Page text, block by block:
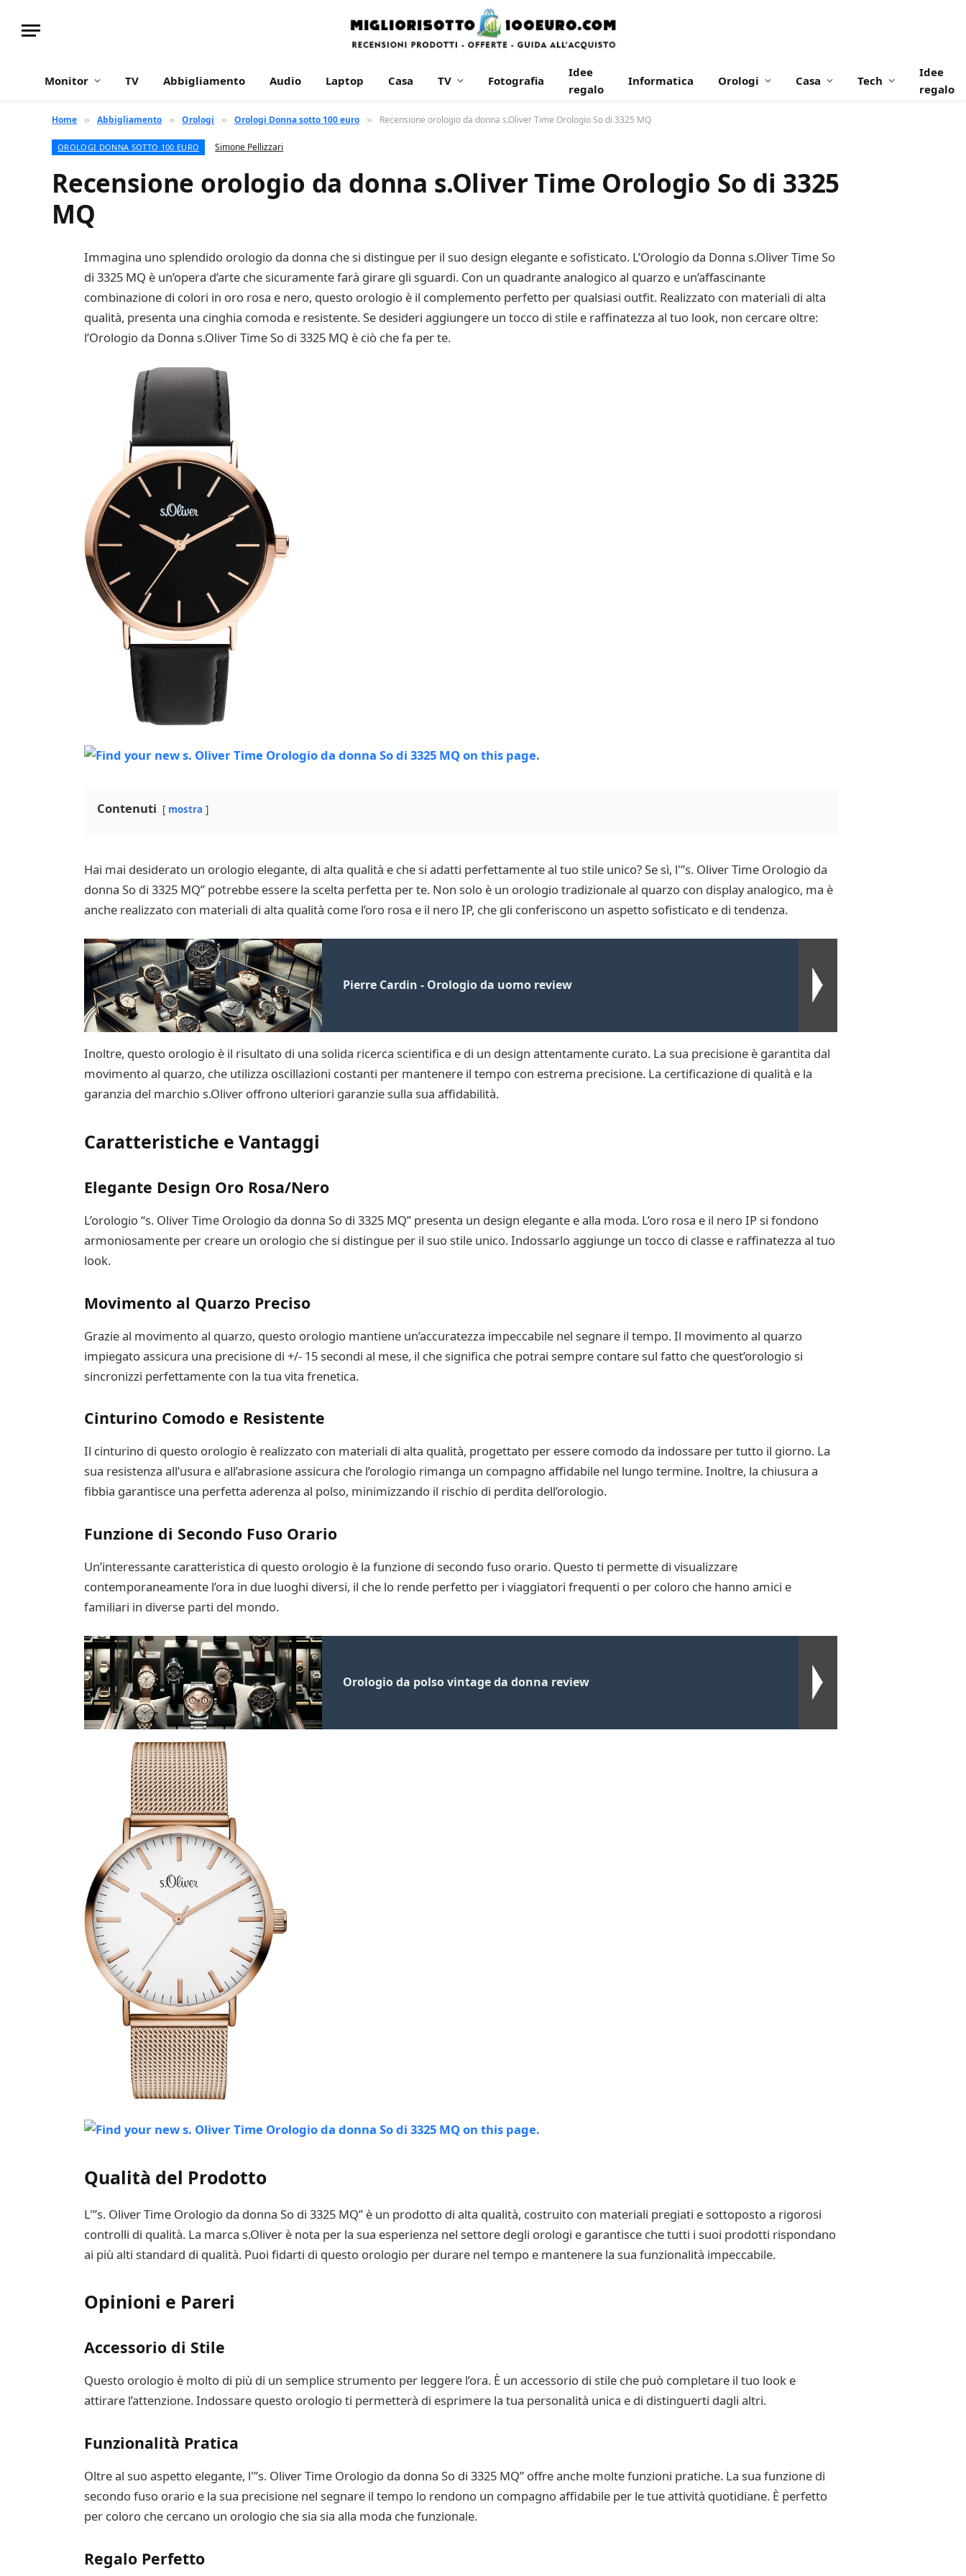
Monitor TV Abbigliamento Audio Laptop Casa TV Fotografia
Idee
regalo
Informatica Orologi Casa Tech
Idee
regalo
Home » Abbigliamento » Orologi » Orologi Donna sotto 100 euro » Recensione orologio da donna s.Oliver Time Orologio So di 3325 MQ
OROLOGI DONNA SOTTO 100 EURO Simone Pellizzari
Recensione orologio da donna s.Oliver Time Orologio So di 3325
MQ
Immagina uno splendido orologio da donna che si distingue per il suo design elegante e sofisticato. L’Orologio da Donna s.Oliver Time So
di 3325 MQ è un’opera d’arte che sicuramente farà girare gli sguardi. Con un quadrante analogico al quarzo e un’affascinante
combinazione di colori in oro rosa e nero, questo orologio è il complemento perfetto per qualsiasi outfit. Realizzato con materiali di alta
qualità, presenta una cinghia comoda e resistente. Se desideri aggiungere un tocco di stile e raffinatezza al tuo look, non cercare oltre:
l’Orologio da Donna s.Oliver Time So di 3325 MQ è ciò che fa per te.
Contenuti mostra
Hai mai desiderato un orologio elegante, di alta qualità e che si adatti perfettamente al tuo stile unico? Se sì, l'”s. Oliver Time Orologio da
donna So di 3325 MQ” potrebbe essere la scelta perfetta per te. Non solo è un orologio tradizionale al quarzo con display analogico, ma è
anche realizzato con materiali di alta qualità come l’oro rosa e il nero IP, che gli conferiscono un aspetto sofisticato e di tendenza.
Pierre Cardin - Orologio da uomo review
Inoltre, questo orologio è il risultato di una solida ricerca scientifica e di un design attentamente curato. La sua precisione è garantita dal
movimento al quarzo, che utilizza oscillazioni costanti per mantenere il tempo con estrema precisione. La certificazione di qualità e la
garanzia del marchio s.Oliver offrono ulteriori garanzie sulla sua affidabilità.
Caratteristiche e Vantaggi
Elegante Design Oro Rosa/Nero
L’orologio “s. Oliver Time Orologio da donna So di 3325 MQ” presenta un design elegante e alla moda. L’oro rosa e il nero IP si fondono
armoniosamente per creare un orologio che si distingue per il suo stile unico. Indossarlo aggiunge un tocco di classe e raffinatezza al tuo
look.
Movimento al Quarzo Preciso
Grazie al movimento al quarzo, questo orologio mantiene un’accuratezza impeccabile nel segnare il tempo. Il movimento al quarzo
impiegato assicura una precisione di +/- 15 secondi al mese, il che significa che potrai sempre contare sul fatto che quest’orologio si
sincronizzi perfettamente con la tua vita frenetica.
Cinturino Comodo e Resistente
Il cinturino di questo orologio è realizzato con materiali di alta qualità, progettato per essere comodo da indossare per tutto il giorno. La
sua resistenza all’usura e all’abrasione assicura che l’orologio rimanga un compagno affidabile nel lungo termine. Inoltre, la chiusura a
fibbia garantisce una perfetta aderenza al polso, minimizzando il rischio di perdita dell’orologio.
Funzione di Secondo Fuso Orario
Un’interessante caratteristica di questo orologio è la funzione di secondo fuso orario. Questo ti permette di visualizzare
contemporaneamente l’ora in due luoghi diversi, il che lo rende perfetto per i viaggiatori frequenti o per coloro che hanno amici e
familiari in diverse parti del mondo.
Orologio da polso vintage da donna review
Qualità del Prodotto
L'”s. Oliver Time Orologio da donna So di 3325 MQ” è un prodotto di alta qualità, costruito con materiali pregiati e sottoposto a rigorosi
controlli di qualità. La marca s.Oliver è nota per la sua esperienza nel settore degli orologi e garantisce che tutti i suoi prodotti rispondano
ai più alti standard di qualità. Puoi fidarti di questo orologio per durare nel tempo e mantenere la sua funzionalità impeccabile.
Opinioni e Pareri
Accessorio di Stile
Questo orologio è molto di più di un semplice strumento per leggere l’ora. È un accessorio di stile che può completare il tuo look e
attirare l’attenzione. Indossare questo orologio ti permetterà di esprimere la tua personalità unica e di distinguerti dagli altri.
Funzionalità Pratica
Oltre al suo aspetto elegante, l'”s. Oliver Time Orologio da donna So di 3325 MQ” offre anche molte funzioni pratiche. La sua funzione di
secondo fuso orario e la sua precisione nel segnare il tempo lo rendono un compagno affidabile per le tue attività quotidiane. È perfetto
per coloro che cercano un orologio che sia sia alla moda che funzionale.
Regalo Perfetto